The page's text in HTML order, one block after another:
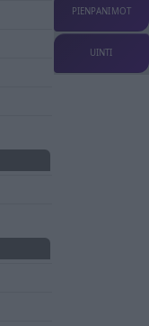
PIENPANIMOT
UINTI